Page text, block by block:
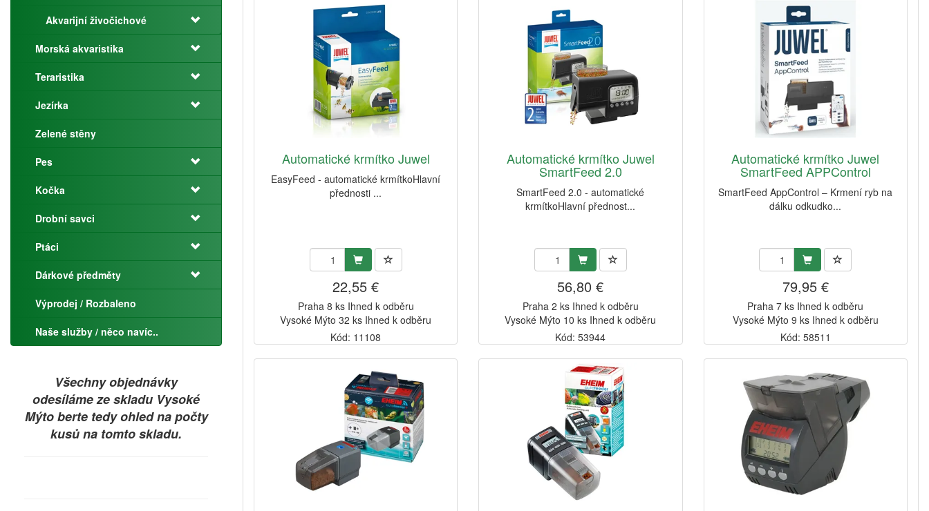
Akvarijní živočichové
Morská akvaristika
Teraristika
Jezírka
Zelené stěny
Pes
Kočka
Drobní savci
Ptáci
Dárkové předměty
Výprodej / Rozbaleno
Naše služby / něco navíc..
Všechny objednávky
odesíláme ze skladu Vysoké
Mýto berte tedy ohled na počty
kusů na tomto skladu.
Automatické krmítko Juwel
EasyFeed - automatické krmítkoHlavní
přednosti ...
22,55 €
Praha 8 ks Ihned k odběru
Vysoké Mýto 32 ks Ihned k odběru
Kód: 11108
Automatické krmítko Juwel
SmartFeed 2.0
SmartFeed 2.0 - automatické
krmítkoHlavní přednost...
56,80 €
Praha 2 ks Ihned k odběru
Vysoké Mýto 10 ks Ihned k odběru
Kód: 53944
Automatické krmítko Juwel
SmartFeed APPControl
SmartFeed AppControl – Krmení ryb na
dálku odkudko...
79,95 €
Praha 7 ks Ihned k odběru
Vysoké Mýto 9 ks Ihned k odběru
Kód: 58511